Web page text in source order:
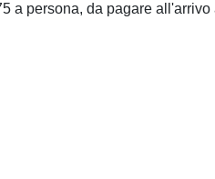
a persona, da pagare